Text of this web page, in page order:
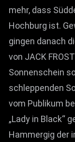
mehr, dass
Hochburg ist.
gingen danach
von JACK
Sonnenschein
schleppenden
vom Publikum
„Lady in Black“
Hammergig der